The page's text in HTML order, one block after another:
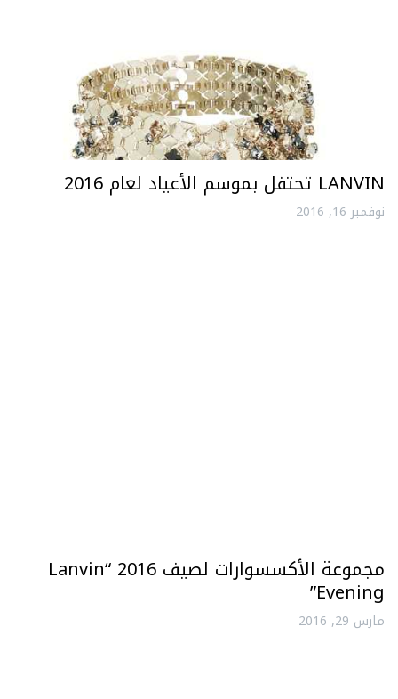
LANVIN تحتفل بموسم الأعياد لعام 2016
نوفمبر 16, 2016
مجموعة الأكسسوارات لصيف 2016 “Lanvin
Evening”
مارس 29, 2016